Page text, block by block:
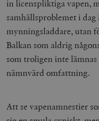
in licenspliktiga vapen,
samhällsproblemet i
mynningsladdare, utan
Balkan som aldrig
som troligen inte
nämnvärd omfattning.
Att se vapenamnestier